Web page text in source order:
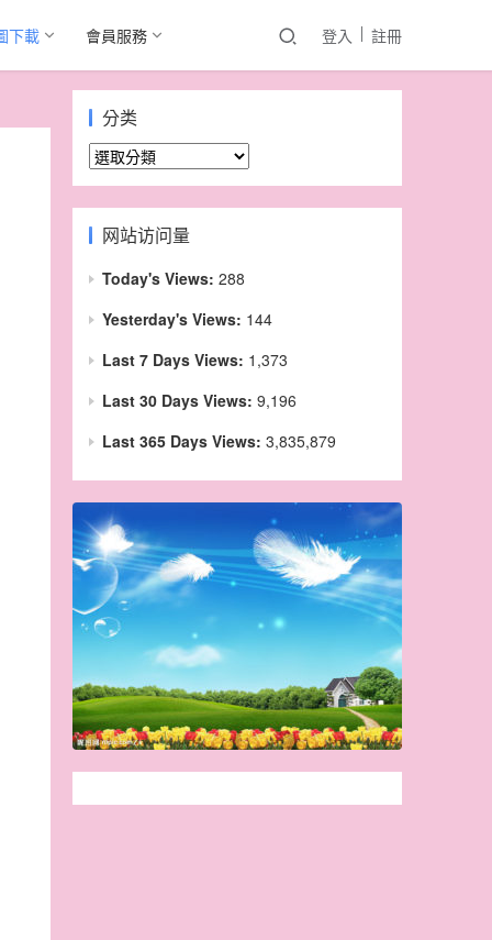
下載 會員服務 登入 註冊
分类
分
类
网站访问量
Today's Views: 288
Yesterday's Views: 144
Last 7 Days Views: 1,373
Last 30 Days Views: 9,196
Last 365 Days Views: 3,835,879